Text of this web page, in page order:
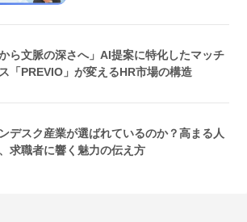
から文脈の深さへ」AI提案に特化したマッチ
「PREVIO」が変えるHR市場の構造
デスク産業が選ばれているのか？高まる人
求職者に響く魅力の伝え方